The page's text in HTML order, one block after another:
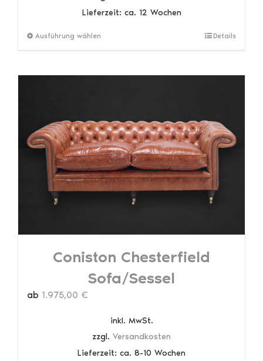
Lieferzeit: ca. 12 Wochen
Ausführung wählen
mehrere
Optionen
können
auf
der
Produktseite
gewählt
Details
Coniston Chesterfield
Sofa/Sessel
ab 1.975,00 €
inkl. MwSt.
zzgl. Versandkosten
Lieferzeit: ca. 8-10 Wochen